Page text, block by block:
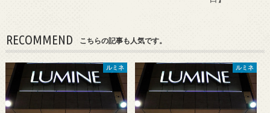
RECOMMEND こちらの記事も人気です。
ルミネ ルミネ